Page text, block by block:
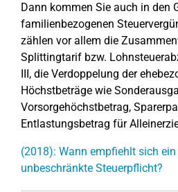
Dann kommen Sie auch in den
familienbezogenen
zählen vor allem die
Splittingtarif bzw.
III, die Verdoppelung der
Höchstbeträge wie
Vorsorgehöchstbetrag,
Entlastungsbetrag für
(2018): Wann empfiehlt sich
unbeschränkte Steuerpflicht?